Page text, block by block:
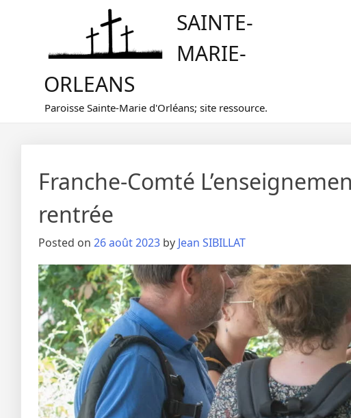
SAINTE-
MARIE-
ORLEANS
Paroisse Sainte-Marie d'Orléans; site ressource.
Franche-Comté
rentrée
Posted on 26 août 2023 by Jean SIBILLAT